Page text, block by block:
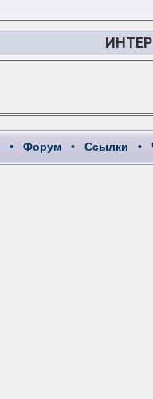
• Форум • Ссылки •